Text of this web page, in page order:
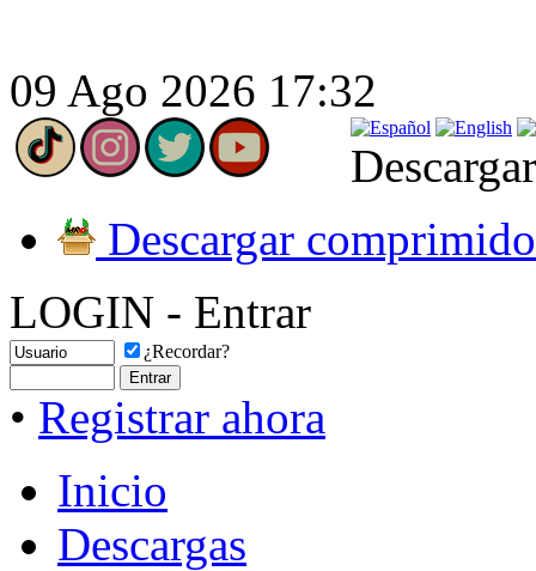
09 Ago 2026 17:32
Descargar
LOGIN - Entrar
¿Recordar?
• Registrar ahora
Inicio
Descargas